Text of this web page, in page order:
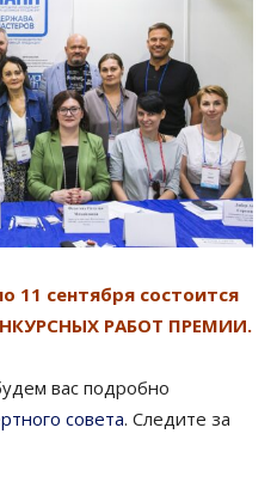
11 сентября состоится
РАБОТ ПРЕМИИ.
вас подробно
совета. Следите за